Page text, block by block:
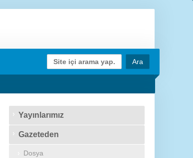
Yayınlarımız
Gazeteden
Dosya